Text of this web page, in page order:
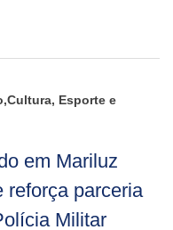
Esporte e
em Mariluz
reforça parceria
Militar